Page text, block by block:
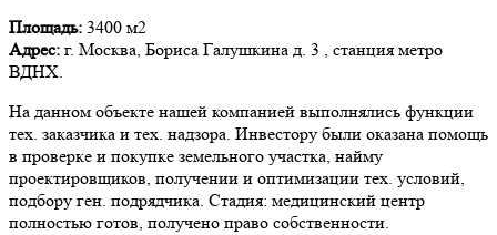
Площадь: 3400 м2
Адрес: г. Москва, Бориса Галушкина д. 3 , станция метро
ВДНХ.
На данном объекте нашей компанией выполнялись функции
тех. заказчика и тех. надзора. Инвестору были оказана помощь
в проверке и покупке земельного участка, найму
проектировщиков, получении и оптимизации тех. условий,
подбору ген. подрядчика. Стадия: медицинский центр
полностью готов, получено право собственности.